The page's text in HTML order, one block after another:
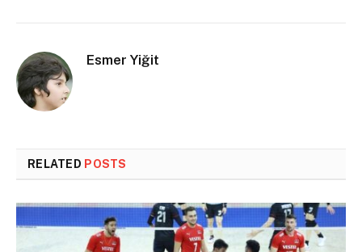
Esmer Yiğit
RELATED POSTS